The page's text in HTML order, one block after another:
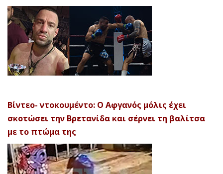
Βίντεο- ντοκουμέντο: Ο Αφγανός μόλις έχει
σκοτώσει την Βρετανίδα και σέρνει τη βαλίτσα
με το πτώμα της